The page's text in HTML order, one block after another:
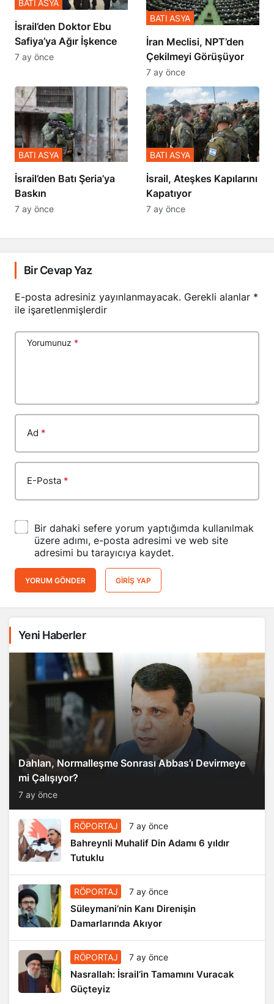
İsrail’den Doktor Ebu
Safiya’ya Ağır İşkence
BATI ASYA
7 ay önce
İran Meclisi, NPT’den
Çekilmeyi Görüşüyor
BATI ASYA
7 ay önce
​​​​​​​İsrail’den Batı Şeria’ya
Baskın
BATI ASYA
7 ay önce
İsrail, Ateşkes Kapılarını
Kapatıyor
BATI ASYA
7 ay önce
Bir Cevap Yaz
E-posta adresiniz yayınlanmayacak. Gerekli alanlar *
ile işaretlenmişlerdir
Yorumunuz *
Ad *
E-Posta *
Bir dahaki sefere yorum yaptığımda kullanılmak
üzere adımı, e-posta adresimi ve web site
adresimi bu tarayıcıya kaydet.
YORUM GÖNDER GIRIŞ YAP
Yeni Haberler
Dahlan, Normalleşme Sonrası Abbas’ı Devirmeye
mi Çalışıyor?
7 ay önce
RÖPORTAJ 7 ay önce
Bahreynli Muhalif Din Adamı 6 yıldır
Tutuklu
RÖPORTAJ 7 ay önce
Süleymani’nin Kanı Direnişin
Damarlarında Akıyor
RÖPORTAJ 7 ay önce
Nasrallah: İsrail’in Tamamını Vuracak
Güçteyiz